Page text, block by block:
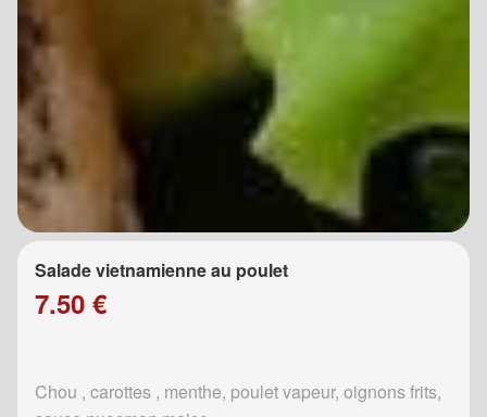
Salade vietnamienne au poulet
7.50 €
Chou , carottes , menthe, poulet vapeur, oignons frits,